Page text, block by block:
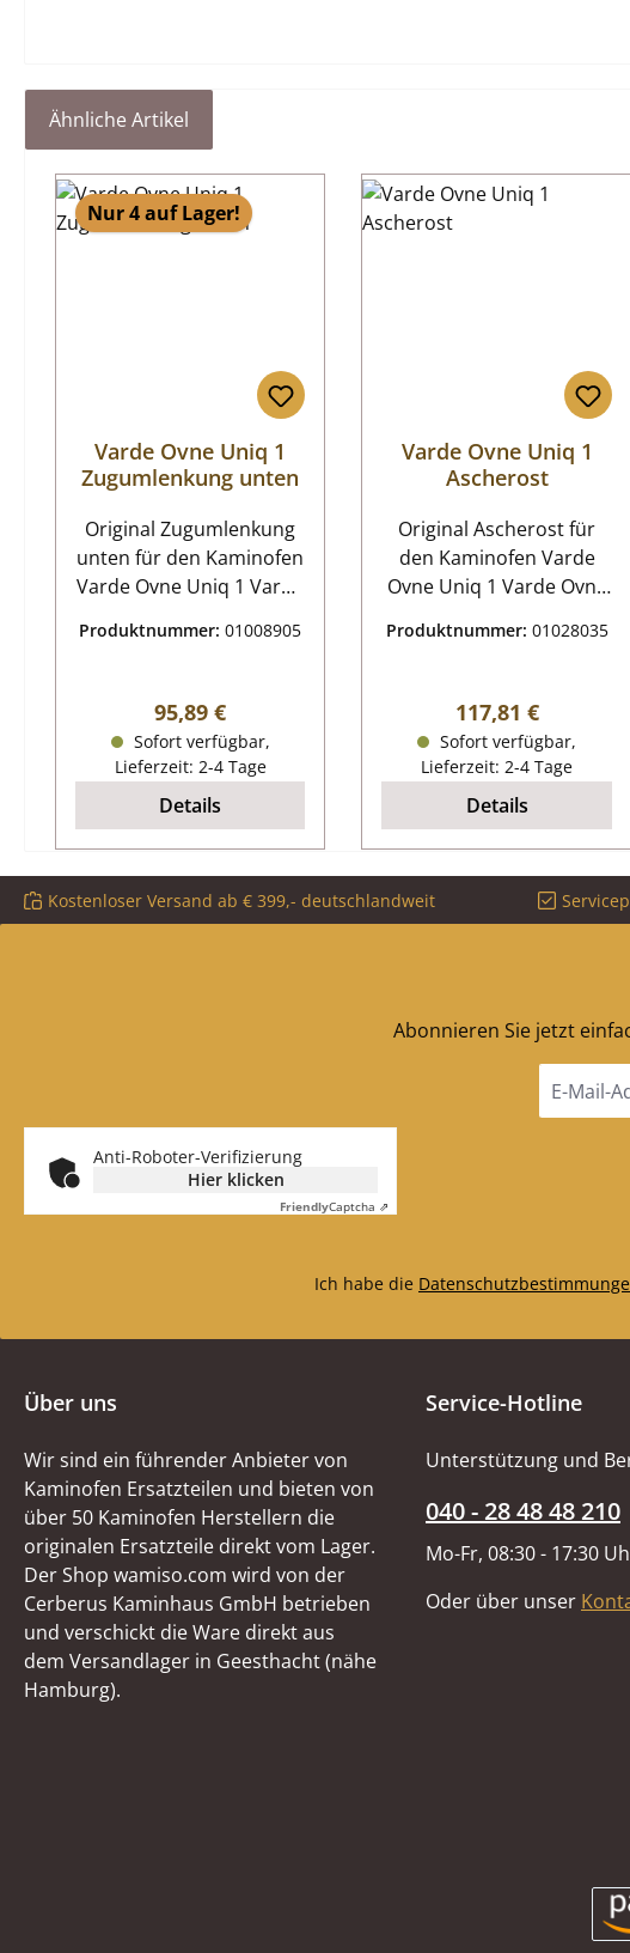
Ähnliche Artikel
Produktgalerie überspringen
Nur 4 auf Lager!
Varde Ovne Uniq 1
Zugumlenkung unten
Original Zugumlenkung
unten für den Kaminofen
Varde Ovne Uniq 1 Varde
Zugumlenkung unten
Rauchgasumlenkung,
Flammenschild
Vermiculitestein Maße
(B/L/H) 151 mm x
202/382 mm x 22 mm
Material Vermiculite
Produktnummer:01008905
Regulärer Preis:
95,89 €
Sofort verfügbar,
Lieferzeit: 2-4 Tage
Details
Varde Ovne Uniq 1
Ascherost
Original Ascherost für
den Kaminofen Varde
Ovne Uniq 1 Varde Ovne
Eckdaten: Rost, Ofenrost
Stärke 13 mm Material
Guss
Produktnummer: 01028035
Regulärer Preis:
117,81 €
Sofort verfügbar,
Lieferzeit: 2-4 Tage
Details
Kostenloser Versand ab € 399,- deutschlandweit
Abonnieren Sie jetzt
Mail-
Anti-Roboter-Verifizierung
Hier klicken
FriendlyCaptcha ⇗
Ich habe die
Über uns
Wir sind ein führender Anbieter von
Kaminofen Ersatzteilen und bieten von
über 50 Kaminofen Herstellern die
originalen Ersatzteile direkt vom Lager.
Der Shop wamiso.com wird von der
Cerberus Kaminhaus GmbH betrieben
und verschickt die Ware direkt aus
dem Versandlager in Geesthacht (nähe
Hamburg).
Service-Hotline
Unterstützung und
040 - 28 48 48 210
Mo-Fr, 08:30 - 17:30
Oder über unser